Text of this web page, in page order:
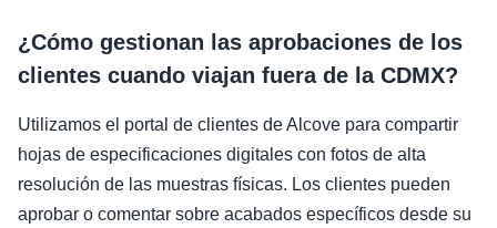
¿Cómo gestionan las aprobaciones de los
clientes cuando viajan fuera de la CDMX?
Utilizamos el portal de clientes de Alcove para compartir
hojas de especificaciones digitales con fotos de alta
resolución de las muestras físicas. Los clientes pueden
aprobar o comentar sobre acabados específicos desde su